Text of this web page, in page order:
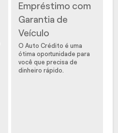
Empréstimo com
Garantia de
Veículo
O Auto Crédito é uma
ótima oportunidade para
você que precisa de
dinheiro rápido.